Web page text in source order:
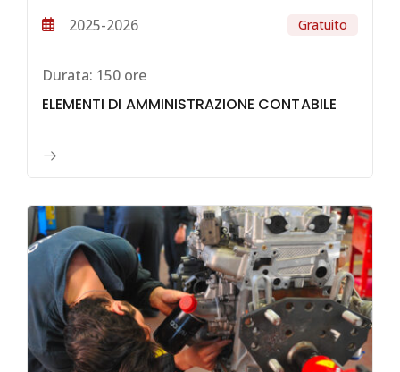
2025-2026
Gratuito
Durata: 150 ore
ELEMENTI DI AMMINISTRAZIONE CONTABILE